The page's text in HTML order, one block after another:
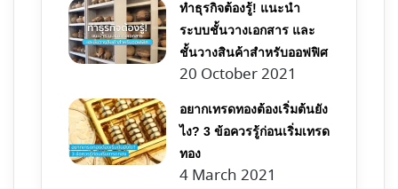
ทำธุรกิจต้องรู้! แนะนำ
ระบบชั้นวางเอกสาร และ
ชั้นวางสินค้าสำหรับออฟฟิศ
20 October 2021
อยากเทรดทองต้องเริ่มต้นยัง
ไง? 3 ข้อควรรู้ก่อนเริ่มเทรด
ทอง
4 March 2021